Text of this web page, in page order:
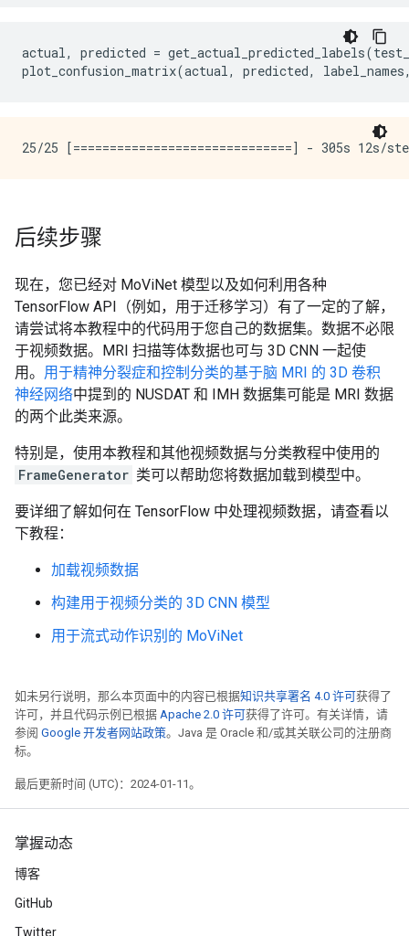
actual , predicted = get_actual_predicted_labels(
plot_confusion_matrix(actual , predicted, label_names
后续步骤
现在，您已经对 MoViNet 模型以及如何利用各种
TensorFlow API（例如，用于迁移学习）有了一定的了解，
请尝试将本教程中的代码用于您自己的数据集。数据不必限
于视频数据。MRI 扫描等体数据也可与 3D CNN 一起使
用。 用于精神分裂症和控制分类的基于脑 MRI 的 3D 卷积
神经网络中提到的 NUSDAT 和 IMH 数据集可能是 MRI 数据
的两个此类来源。
特别是，使用本教程和其他视频数据与分类教程中使用的
FrameGenerator 类可以帮助您将数据加载到模型中。
要详细了解如何在 TensorFlow 中处理视频数据，请查看以
下教程：
加载视频数据
构建用于视频分类的 3D CNN 模型
用于流式动作识别的 MoViNet
如未另行说明，那么本页面中的内容已根据知识共享署名 4.0 许可获得了
许可，并且代码示例已根据 Apache 2.0 许可获得了许可。有关详情，请
参阅 Google 开发者网站政策。Java 是 Oracle 和/或其关联公司的注册商
标。
最后更新时间 (UTC)：2024-01-11。
掌握动态
博客
GitHub
Twitter